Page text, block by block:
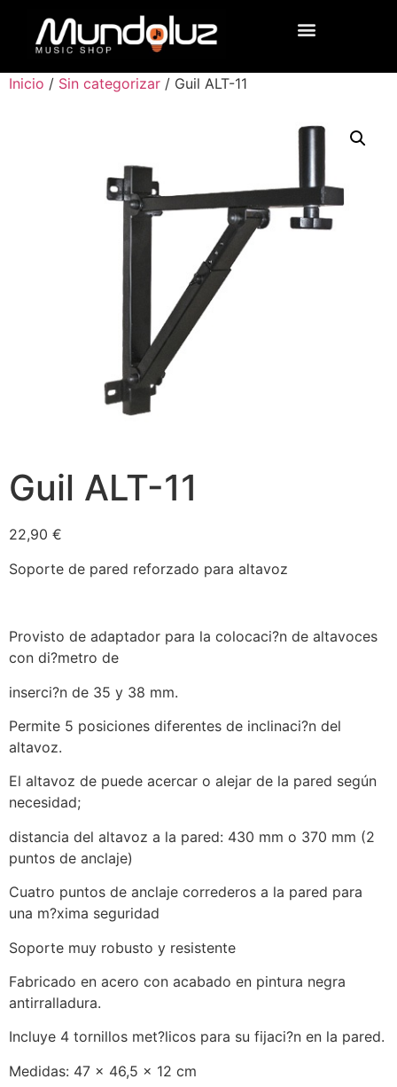
Inicio / Sin categorizar / Guil ALT-11
Guil ALT-11
22,90 €
Soporte de pared reforzado para altavoz
Provisto de adaptador para la colocaci?n de altavoces
con di?metro de
inserci?n de 35 y 38 mm.
Permite 5 posiciones diferentes de inclinaci?n del
altavoz.
El altavoz de puede acercar o alejar de la pared según
necesidad;
distancia del altavoz a la pared: 430 mm o 370 mm (2
puntos de anclaje)
Cuatro puntos de anclaje correderos a la pared para
una m?xima seguridad
Soporte muy robusto y resistente
Fabricado en acero con acabado en pintura negra
antirralladura.
Incluye 4 tornillos met?licos para su fijaci?n en la pared.
Medidas: 47 x 46,5 x 12 cm